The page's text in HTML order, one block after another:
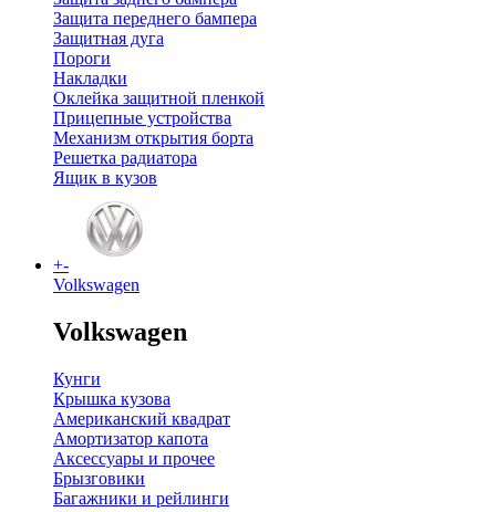
Защита переднего бампера
Защитная дуга
Пороги
Накладки
Оклейка защитной пленкой
Прицепные устройства
Механизм открытия борта
Решетка радиатора
Ящик в кузов
+-
Volkswagen
Volkswagen
Кунги
Крышка кузова
Американский квадрат
Амортизатор капота
Аксессуары и прочее
Брызговики
Багажники и рейлинги